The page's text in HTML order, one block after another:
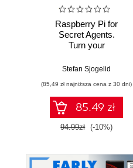
Raspberry Pi for
Secret Agents.
Turn your
your very own
toolbox with this
set of exciting
projects!
Stefan Sjogelid
(85,49 zł najniższa cena z 30 dni)
85.49 zł
94.99zł (-10%)